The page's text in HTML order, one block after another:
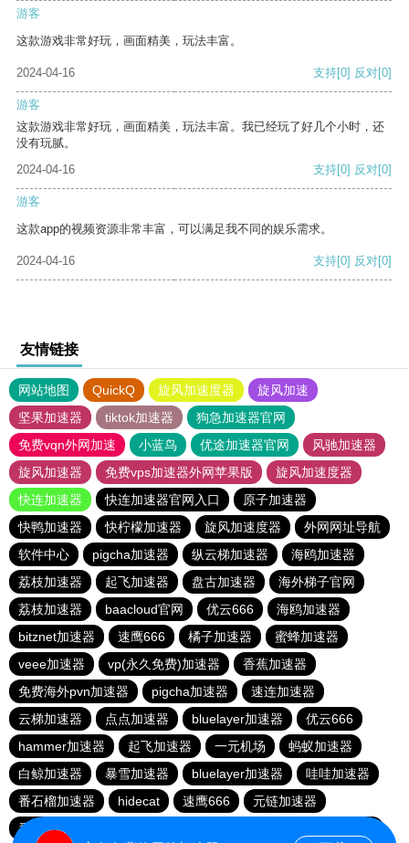
游客
这款游戏非常好玩，画面精美，玩法丰富。
2024-04-16 支持[0] 反对[0]
游客
这款游戏非常好玩，画面精美，玩法丰富。我已经玩了好几个小时，还
没有玩腻。
2024-04-16
支持[0] 反对[0]
游客
这款app的视频资源非常丰富，可以满足我不同的娱乐需求。
2024-04-16 支持[0] 反对[0]
友情链接
网站地图 QuickQ 旋风加速度器
旋风加速
坚果加速器
tiktok加速器
狗急加速器官网
免费vqn外网加速
小蓝鸟 优途加速器官网
风驰加速器
旋风加速器
免费vps加速器外网苹果版
旋风加速度器
快连加速器
快连加速器官网入口
原子加速器
快鸭加速器
快柠檬加速器 旋风加速度器
外网网址导航
软件中心
pigcha加速器 纵云梯加速器
海鸥加速器
荔枝加速器
起飞加速器 盘古加速器
海外梯子官网
荔枝加速器
baacloud官网 优云666
海鸥加速器
bitznet加速器
速鹰666 橘子加速器
蜜蜂加速器
veee加速器
vp(永久免费)加速器
香蕉加速器
免费海外pvn加速器
pigcha加速器
速连加速器
云梯加速器
点点加速器 bluelayer加速器
优云666
hammer加速器
起飞加速器 一元机场
蚂蚁加速器
白鲸加速器
暴雪加速器 bluelayer加速器
哇哇加速器
番石榴加速器
hidecat 速鹰666
元链加速器
番石榴加速器